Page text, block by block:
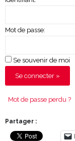
Mot de passe:
Se souvenir de moi
Mot de passe perdu ?
Partager :